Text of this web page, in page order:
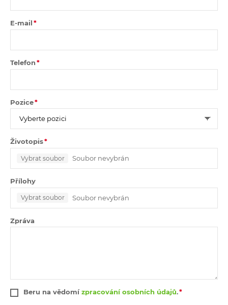
E-mail
Telefon
Pozice
Životopis
Vybrat soubor Soubor nevybrán
Přílohy
Vybrat soubor Soubor nevybrán
Zpráva
Beru na vědomízpracování osobních údajů.